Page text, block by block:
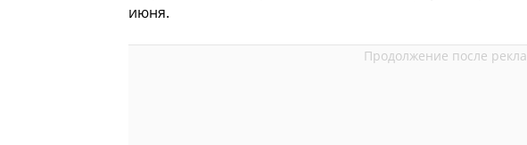
июня.